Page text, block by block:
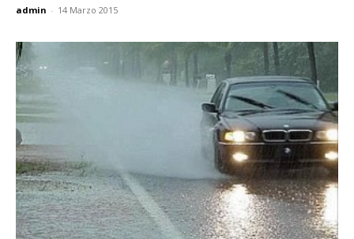
admin - 14 Marzo 2015